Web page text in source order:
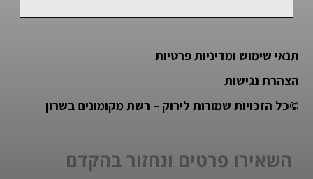
תנאי שימוש ומדיניות פרטיות
הצהרת נגישות
©כל הזכויות שמורות לירוק – רשת מקומונים בשרון
השאירו פרטים ונחזור בהקדם